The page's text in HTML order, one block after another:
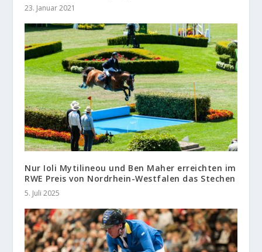
23. Januar 2021
Nur Ioli Mytilineou und Ben Maher erreichten im
RWE Preis von Nordrhein-Westfalen das Stechen
5. Juli 2025